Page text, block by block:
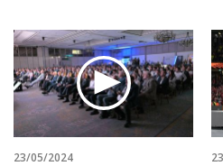
23/05/2024